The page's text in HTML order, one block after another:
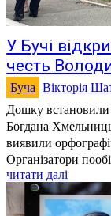
У Бучі
честь
Буча Вікторія
Дошку встановили
Богдана
виявили
Організатори
читати далі